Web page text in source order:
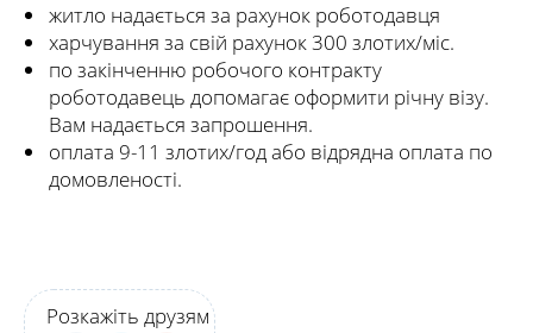
житло надається за рахунок роботодавця
харчування за свій рахунок 300 злотих/міс.
по закінченню робочого контракту
роботодавець допомагає оформити річну візу.
Вам надається запрошення.
оплата 9-11 злотих/год або відрядна оплата по
домовленості.
Розкажіть друзям